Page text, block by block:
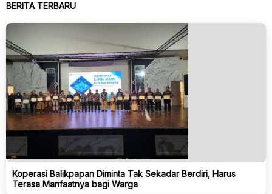
BERITA TERBARU
Koperasi Balikpapan Diminta Tak Sekadar Berdiri, Harus
Terasa Manfaatnya bagi Warga